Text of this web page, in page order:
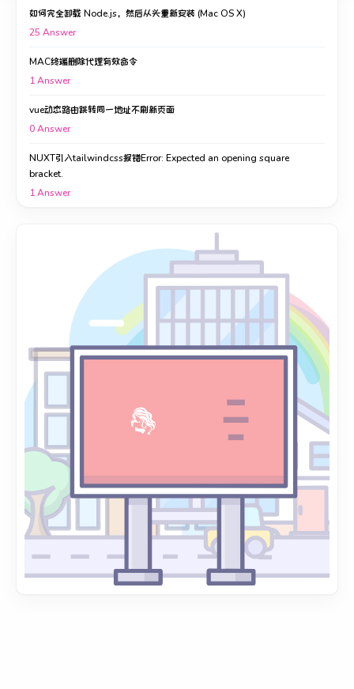
如何完全卸载 Node.js，然后从头重新安装 (Mac OS X)
25 Answer
MAC终端删除代理有效命令
1Answer
vue动态路由跳转同一地址不刷新页面
0Answer
NUXT引入tailwindcss报错Error: Expected an opening square
bracket.
1Answer